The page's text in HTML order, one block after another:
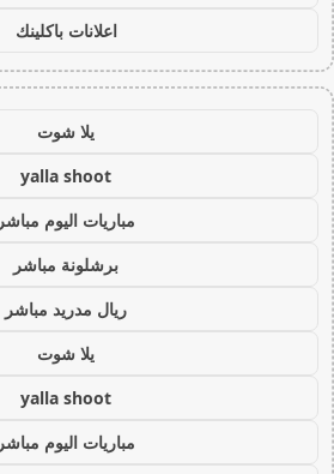
اعلانات باكلينك
يلا شوت
yalla shoot
مباريات اليوم مباشر
برشلونة مباشر
ريال مدريد مباشر
يلا شوت
yalla shoot
مباريات اليوم مباشر